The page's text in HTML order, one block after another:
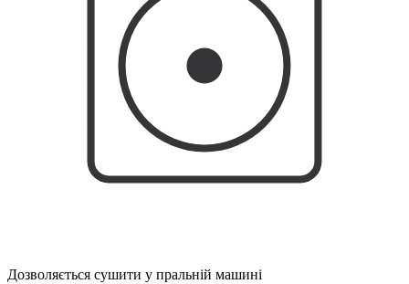
Дозволяється сушити у пральній машині